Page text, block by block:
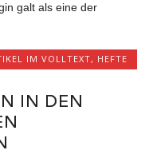
galt als eine der
IM VOLLTEXT, HEFTE
IN DEN